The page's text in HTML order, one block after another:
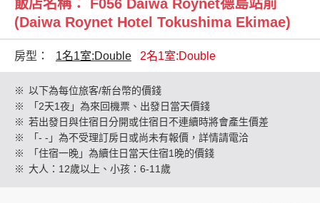
飯店名稱： F056 Daiwa Roynet德島站前
(Daiwa Roynet Hotel Tokushima Ekimae)
房型： 1名1室:Double 2名1室:Double
※ 以下為每位旅客/新台幣的價錢
※
「2天1夜」為來回機票、出發日當天價錢
※ 若出發日與住宿日分開或住宿日不連續時將會產生價差
※
「- -」為不受理訂房日或尚未有報價，詳情請電洽
※
「住宿一晚」為續住日當天住宿1晚的價錢
※ 大人：12歲以上、小孩：6-11歲